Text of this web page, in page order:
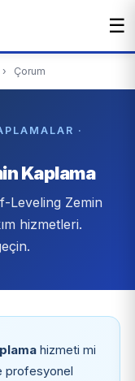
☰
› Çorum
·
Kaplama
Leveling Zemin
hizmetleri.
hizmeti mi
profesyonel